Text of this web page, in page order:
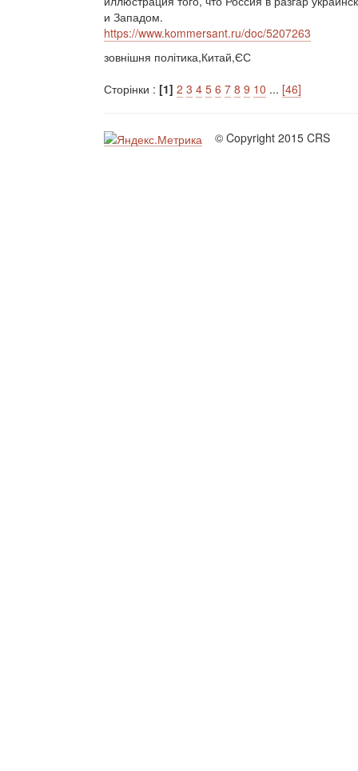
и Западом.
https://www.kommersant.ru/doc/5207263
зовнішня політика,Китай,ЄС
Сторінки : [1] 2 3 4 5 6 7 8 9 10 ... [46]
© Copyright 2015 CRS